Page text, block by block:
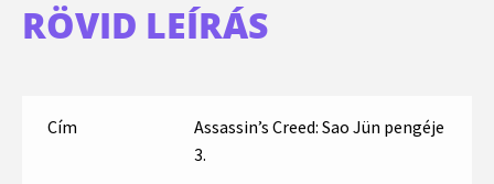
RÖVID LEÍRÁS
Cím
Assassin’s Creed: Sao Jün pengéje
3.